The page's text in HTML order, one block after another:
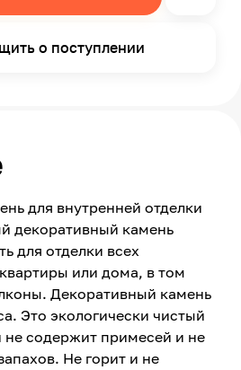
о поступлении
для внутренней отделки
декоративный камень
для отделки всех
или дома, в том
Декоративный камень
Это экологически чистый
не содержит примесей и не
Не горит и не